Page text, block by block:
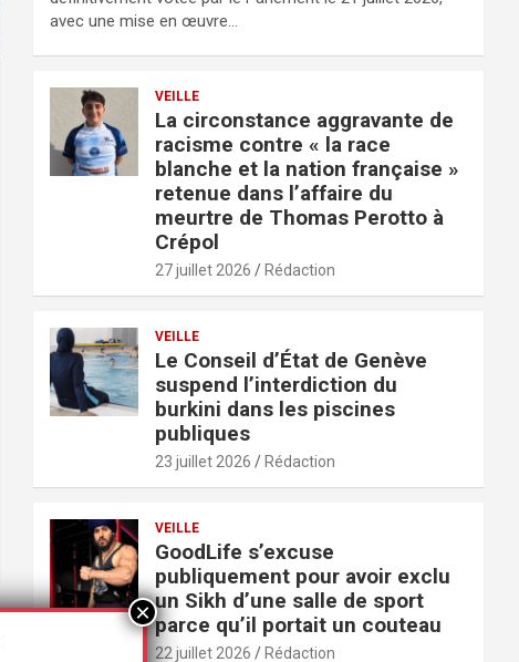
avec une mise en œuvre…
VEILLE
La circonstance aggravante de
racisme contre « la race
blanche et la nation française »
retenue dans l’affaire du
meurtre de Thomas Perotto à
Crépol
27 juillet 2026 Rédaction
VEILLE
Le Conseil d’État de Genève
suspend l’interdiction du
burkini dans les piscines
publiques
23 juillet 2026 Rédaction
VEILLE
GoodLife s’excuse
publiquement pour avoir exclu
un Sikh d’une salle de sport
parce qu’il portait un couteau
22 juillet 2026 Rédaction